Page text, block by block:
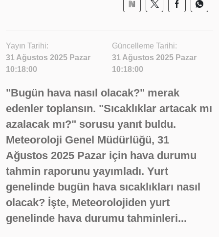
Yayın Tarihi:
31 Ağustos 2025 Pazar
10:18:00
Güncelleme Tarihi:
31 Ağustos 2025 Pazar
10:18:00
"Bugün hava nasıl olacak?" merak
edenler toplansın. "Sıcaklıklar artacak mı
azalacak mı?" sorusu yanıt buldu.
Meteoroloji Genel Müdürlüğü, 31
Ağustos 2025 Pazar için hava durumu
tahmin raporunu yayımladı. Yurt
genelinde bugün hava sıcaklıkları nasıl
olacak? İşte, Meteorolojiden yurt
genelinde hava durumu tahminleri...